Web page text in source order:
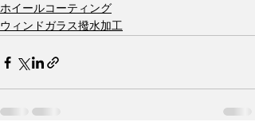
ホイールコーティング
ウィンドガラス撥水加工